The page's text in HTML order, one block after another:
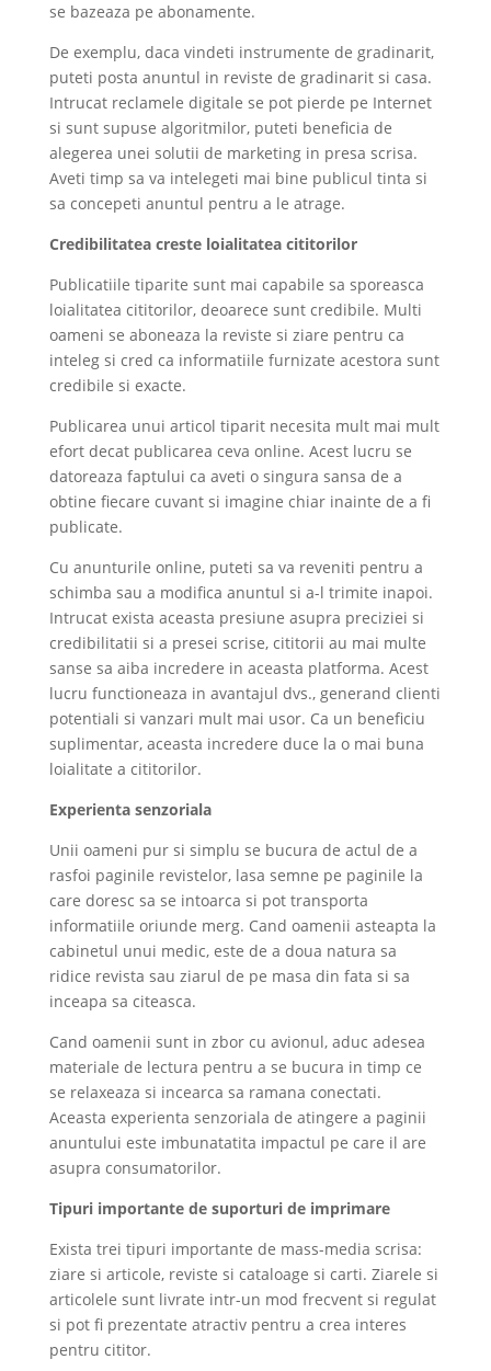
se bazeaza pe abonamente.
De exemplu, daca vindeti instrumente de gradinarit,
puteti posta anuntul in reviste de gradinarit si casa.
Intrucat reclamele digitale se pot pierde pe Internet
si sunt supuse algoritmilor, puteti beneficia de
alegerea unei solutii de marketing in presa scrisa.
Aveti timp sa va intelegeti mai bine publicul tinta si
sa concepeti anuntul pentru a le atrage.
Credibilitatea creste loialitatea cititorilor
Publicatiile tiparite sunt mai capabile sa sporeasca
loialitatea cititorilor, deoarece sunt credibile. Multi
oameni se aboneaza la reviste si ziare pentru ca
inteleg si cred ca informatiile furnizate acestora sunt
credibile si exacte.
Publicarea unui articol tiparit necesita mult mai mult
efort decat publicarea ceva online. Acest lucru se
datoreaza faptului ca aveti o singura sansa de a
obtine fiecare cuvant si imagine chiar inainte de a fi
publicate.
Cu anunturile online, puteti sa va reveniti pentru a
schimba sau a modifica anuntul si a-l trimite inapoi.
Intrucat exista aceasta presiune asupra preciziei si
credibilitatii si a presei scrise, cititorii au mai multe
sanse sa aiba incredere in aceasta platforma. Acest
lucru functioneaza in avantajul dvs., generand clienti
potentiali si vanzari mult mai usor. Ca un beneficiu
suplimentar, aceasta incredere duce la o mai buna
loialitate a cititorilor.
Experienta senzoriala
Unii oameni pur si simplu se bucura de actul de a
rasfoi paginile revistelor, lasa semne pe paginile la
care doresc sa se intoarca si pot transporta
informatiile oriunde merg. Cand oamenii asteapta la
cabinetul unui medic, este de a doua natura sa
ridice revista sau ziarul de pe masa din fata si sa
inceapa sa citeasca.
Cand oamenii sunt in zbor cu avionul, aduc adesea
materiale de lectura pentru a se bucura in timp ce
se relaxeaza si incearca sa ramana conectati.
Aceasta experienta senzoriala de atingere a paginii
anuntului este imbunatatita impactul pe care il are
asupra consumatorilor.
Tipuri importante de suporturi de imprimare
Exista trei tipuri importante de mass-media scrisa:
ziare si articole, reviste si cataloage si carti. Ziarele si
articolele sunt livrate intr-un mod frecvent si regulat
si pot fi prezentate atractiv pentru a crea interes
pentru cititor.